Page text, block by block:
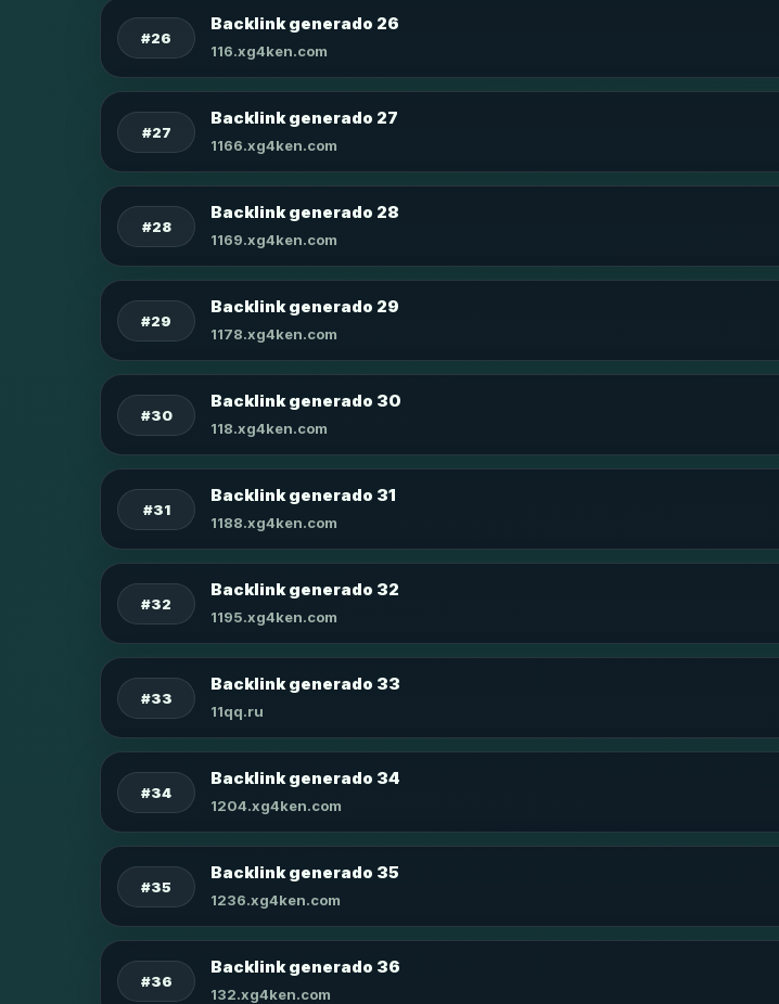
#26
Backlink generado 26
116.xg4ken.com
#27
Backlink generado 27
1166.xg4ken.com
#28
Backlink generado 28
1169.xg4ken.com
#29
Backlink generado 29
1178.xg4ken.com
#30
Backlink generado 30
118.xg4ken.com
#31
Backlink generado 31
1188.xg4ken.com
#32
Backlink generado 32
1195.xg4ken.com
#33
Backlink generado 33
11qq.ru
#34
Backlink generado 34
1204.xg4ken.com
#35
Backlink generado 35
1236.xg4ken.com
#36
Backlink generado 36
132.xg4ken.com